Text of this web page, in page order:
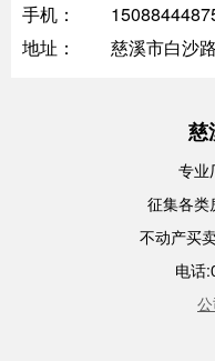
手机：
地址：
慈溪市白沙
慈
专业
征集各类
不动产买
电话